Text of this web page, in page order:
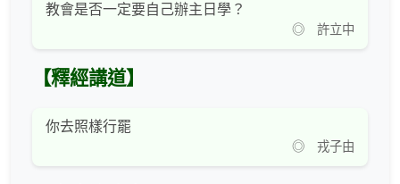
教會是否一定要自己辦主日學？
◎ 許立中
【釋經講道】
你去照樣行罷
◎ 戎子由